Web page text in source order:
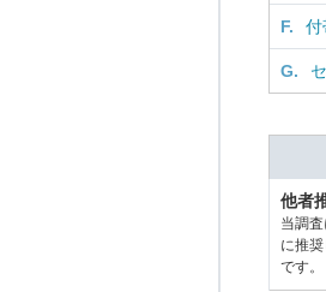
F. 付
G.
他者
当調
に推
です。